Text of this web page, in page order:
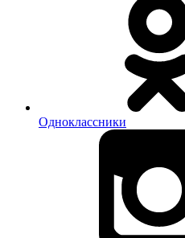
Одноклассники